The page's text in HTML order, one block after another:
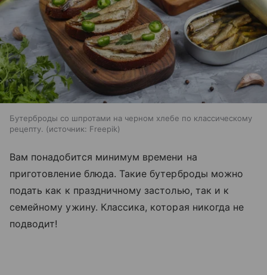
Бутерброды со шпротами на черном хлебе по классическому
рецепту.
источник: Freepik
Вам понадобится минимум времени на
приготовление блюда. Такие бутерброды можно
подать как к праздничному застолью, так и к
семейному ужину. Классика, которая никогда не
подводит!